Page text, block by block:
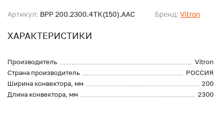
Артикул: ВРР 200.2300.4ТК(150).ААС Бренд: Vitron
ХАРАКТЕРИСТИКИ
Производитель
Vitron
Страна производитель
РОССИЯ
Ширина конвектора, мм
200
Длина конвектора, мм
2300